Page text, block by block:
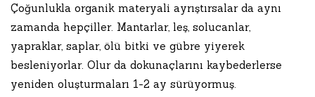
Çoğunlukla organik materyali ayrıştırsalar da aynı
zamanda hepçiller. Mantarlar, leş, solucanlar,
yapraklar, saplar, ölü bitki ve gübre yiyerek
besleniyorlar. Olur da dokunaçlarını kaybederlerse
yeniden oluşturmaları 1-2 ay sürüyormuş.